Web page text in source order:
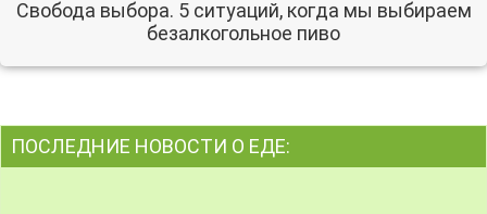
Свобода выбора. 5 ситуаций, когда мы выбираем
безалкогольное пиво
ПОСЛЕДНИЕ НОВОСТИ О ЕДЕ: